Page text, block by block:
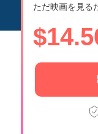
ただ映画を見る